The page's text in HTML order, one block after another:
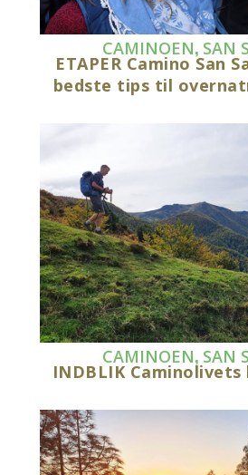
CAMINOEN, SAN
ETAPER Camino San
bedste tips til
CAMINOEN, SAN
INDBLIK